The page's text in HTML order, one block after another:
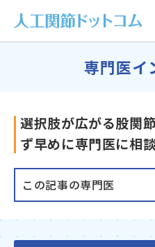
専門医イ
選択肢が広がる股関
ず早めに専門医に相
この記事の専門医